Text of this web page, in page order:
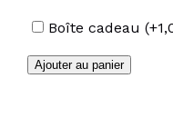
Options
Boîte cadeau (+
quantité
Ajouter au panier